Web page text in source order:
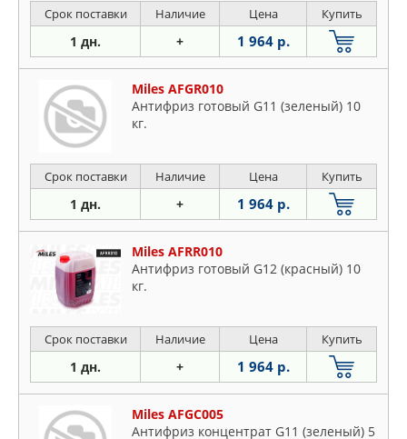
Срок поставки Наличие Цена Купить
1 дн. + 1 964 р.
Miles AFGR010
Антифриз готовый G11 (зеленый) 10
кг.
Срок поставки Наличие Цена Купить
1 дн. + 1 964 р.
Miles AFRR010
Антифриз готовый G12 (красный) 10
кг.
Срок поставки Наличие Цена Купить
1 дн. + 1 964 р.
Miles AFGC005
Антифриз концентрат G11 (зеленый) 5